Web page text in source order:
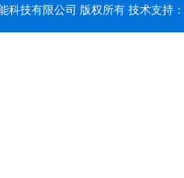
科技有限公司 版权所有 技术支持：